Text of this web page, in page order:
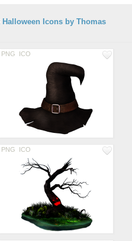
Icons by Thomas
PNG ICO
PNG ICO